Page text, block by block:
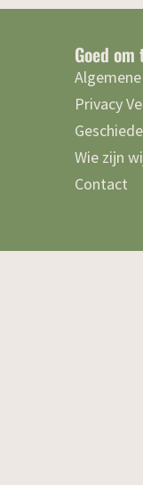
Goed
Privacy
Wie zijn
Contact